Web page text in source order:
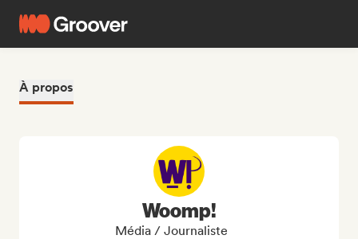
À propos
Woomp!
Média / Journaliste